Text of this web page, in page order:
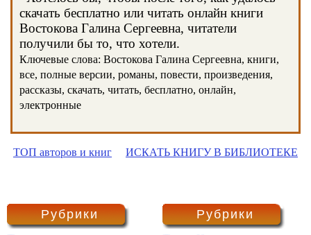
скачать бесплатно или читать онлайн книги
Востокова Галина Сергеевна, читатели
получили бы то, что хотели.
Ключевые слова: Востокова Галина Сергеевна, книги,
все, полные версии, романы, повести, произведения,
рассказы, скачать, читать, бесплатно, онлайн,
электронные
ТОП авторов и книг ИСКАТЬ КНИГУ В БИБЛИОТЕКЕ
Рубрики Рубрики